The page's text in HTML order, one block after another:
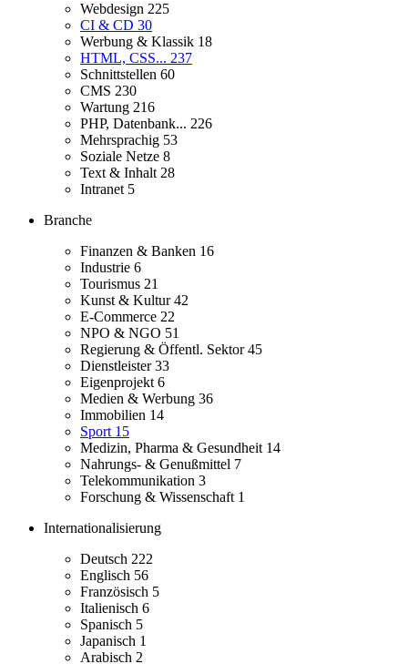
Webdesign 225
CI & CD 30
Werbung & Klassik 18
HTML, CSS... 237
Schnittstellen 60
CMS 230
Wartung 216
PHP, Datenbank... 226
Mehrsprachig 53
Soziale Netze 8
Text & Inhalt 28
Intranet 5
Branche
Finanzen & Banken 16
Industrie 6
Tourismus 21
Kunst & Kultur42
E-Commerce 22
NPO & NGO 51
Regierung & Öffentl. Sektor45
Dienstleister33
Eigenprojekt 6
Medien & Werbung 36
Immobilien 14
Sport 15
Medizin, Pharma & Gesundheit 14
Nahrungs- & Genußmittel 7
Telekommunikation 3
Forschung & Wissenschaft 1
Internationalisierung
Deutsch 222
Englisch 56
Französisch 5
Italienisch 6
Spanisch 5
Japanisch 1
Arabisch 2